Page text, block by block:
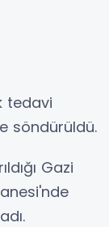
tedavi
söndürüldü.
Gazi